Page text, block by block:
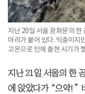
지난 20일 서울 광화문의 한
마리가 붙어 있다. 익충이지
고온으로 인해 출현 시기가
지난 21일 서울의 한
에 앉았다가 “으악!”